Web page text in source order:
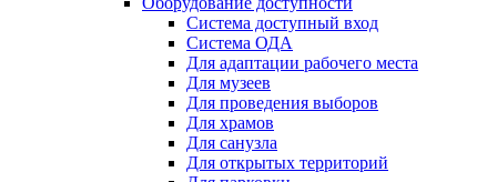
Система доступный вход
Система ОДА
Для адаптации рабочего места
Для музеев
Для проведения выборов
Для храмов
Для санузла
Для открытых территорий